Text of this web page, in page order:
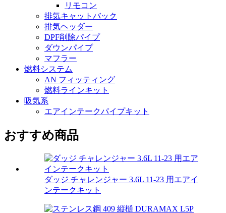
リモコン
排気キャットバック
排気ヘッダー
DPF削除パイプ
ダウンパイプ
マフラー
燃料システム
AN フィッティング
燃料ラインキット
吸気系
エアインテークパイプキット
おすすめ商品
ダッジ チャレンジャー 3.6L 11-23 用エアイ
ンテークキット